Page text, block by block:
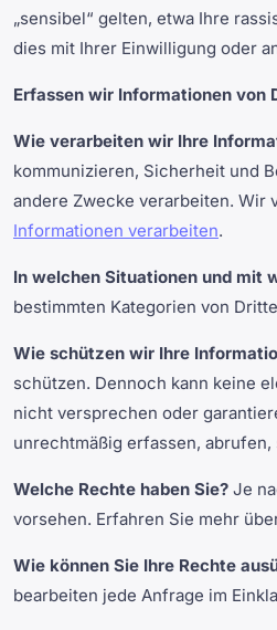
„sensibel“ gelten, etwa Ihre
dies mit Ihrer Einwilligung oder
Erfassen wir Informationen von
Wie verarbeiten wir Ihre
kommunizieren, Sicherheit und
andere Zwecke verarbeiten. Wir
Informationen verarbeiten.
In welchen Situationen und mit
bestimmten Kategorien von
Wie schützen wir Ihre
schützen. Dennoch kann keine
nicht versprechen oder
unrechtmäßig erfassen,
Welche Rechte haben Sie? Je
vorsehen. Erfahren Sie mehr
Wie können Sie Ihre Rechte
bearbeiten jede Anfrage im